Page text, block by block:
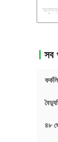
সব
৪৮